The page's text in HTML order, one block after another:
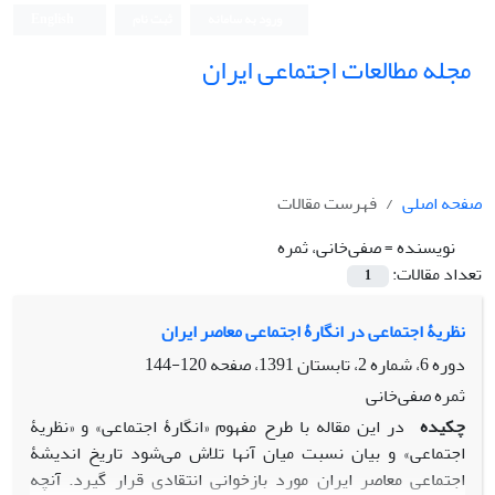
مجله مطالعات اجتماعی ایران
صفحه اصلی
فهرست مقالات
نویسنده =صفی‌خانی، ثمره
تعداد مقالات:
1
نظریۀ اجتماعی در انگارۀ اجتماعی معاصر ایران
دوره 6، شماره 2، تابستان 1391، صفحه
120-144
ثمره صفی‌خانی
چکیده در این مقاله با طرح مفهوم «انگارۀ اجتماعی» و «نظریۀ
اجتماعی» و بیان نسبت میان آن‏ها تلاش می‌شود تاریخ اندیشۀ
اجتماعی معاصر ایران مورد بازخوانی انتقادی قرار گیرد. آنچه